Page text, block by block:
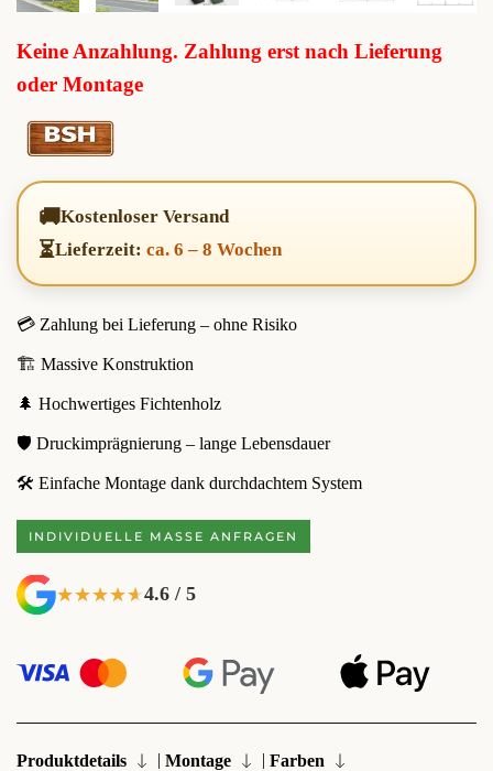
Keine Anzahlung. Zahlung erst nach Lieferung
oder Montage
🚚Kostenloser Versand
⏳Lieferzeit: ca. 6 – 8 Wochen
💳 Zahlung bei Lieferung – ohne Risiko
🏗️ Massive Konstruktion
🌲 Hochwertiges Fichtenholz
🛡️ Druckimprägnierung – lange Lebensdauer
🛠️ Einfache Montage dank durchdachtem System
INDIVIDUELLE MASSE ANFRAGEN
★★★★★
★★★★★4.6 / 5
Produktdetails | Montage | Farben